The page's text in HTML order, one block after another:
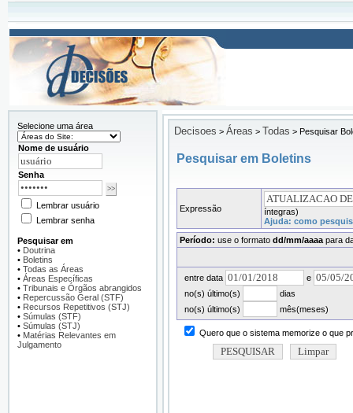
Selecione uma área
Nome de usuário
Senha
Lembrar usuário
Lembrar senha
Pesquisar em
• Doutrina
• Boletins
• Todas as Áreas
• Áreas Específicas
• Tribunais e Órgãos abrangidos
• Repercussão Geral (STF)
• Recursos Repetitivos (STJ)
• Súmulas (STF)
• Súmulas (STJ)
• Matérias Relevantes em
Julgamento
Decisoes > Áreas > Todas > Pesquisar
Pesquisar em Boletins
Expressão
íntegras)
Ajuda: como
Período: use o formato dd/mm/aaaa para
entre data
e
no(s) último(s)
dias
no(s) último(s)
mês(meses)
Quero que o sistema memorize o que